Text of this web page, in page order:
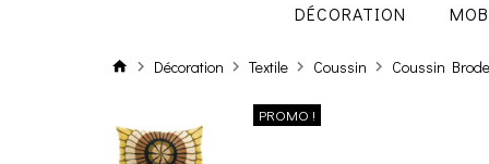
DÉCORATION
Décoration Textile Coussin Coussin
PROMO !